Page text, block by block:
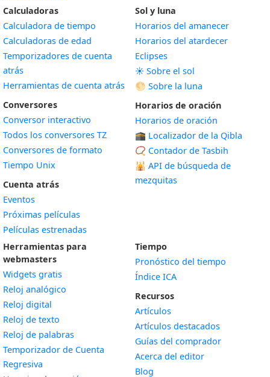
Calculadoras
Calculadora de tiempo
Calculadoras de edad
Temporizadores de cuenta
atrás
Herramientas de cuenta atrás
Conversores
Conversor interactivo
Todos los conversores TZ
Conversores de formato
Tiempo Unix
Cuenta atrás
Eventos
Próximas películas
Películas estrenadas
Sol y luna
Horarios del amanecer
Horarios del atardecer
Eclipses
☀️ Sobre el sol
🌕 Sobre la luna
Horarios de oración
Horarios de oración
🕋 Localizador de la Qibla
📿 Contador de Tasbih
🕌 API de búsqueda de
mezquitas
Herramientas para
webmasters
Widgets gratis
Reloj analógico
Reloj digital
Reloj de texto
Reloj de palabras
Temporizador de Cuenta
Regresiva
Tiempo
Pronóstico del tiempo
Índice ICA
Recursos
Artículos
Artículos destacados
Guías del comprador
Acerca del editor
Blog